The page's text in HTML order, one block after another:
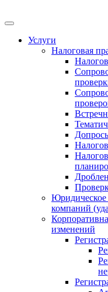
Меню
Услуги
Налоговая
Юридическое
компаний
изменений